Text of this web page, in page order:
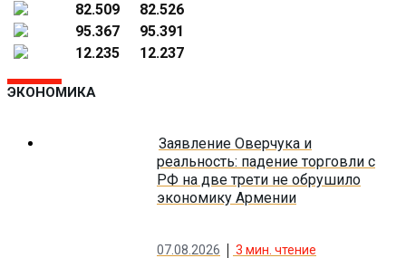
82.509
82.526
95.367
95.391
12.235
12.237
ЭКОНОМИКА
Заявление Оверчука и
реальность: падение торговли с
РФ на две трети не обрушило
экономику Армении
07.08.2026 3 мин. чтение